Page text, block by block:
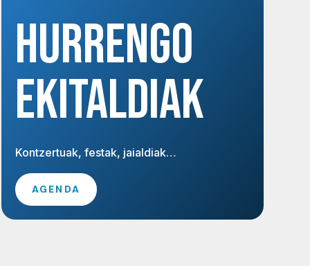
HURRENGO
EKITALDIAK
Kontzertuak, festak, jaialdiak…
AGENDA